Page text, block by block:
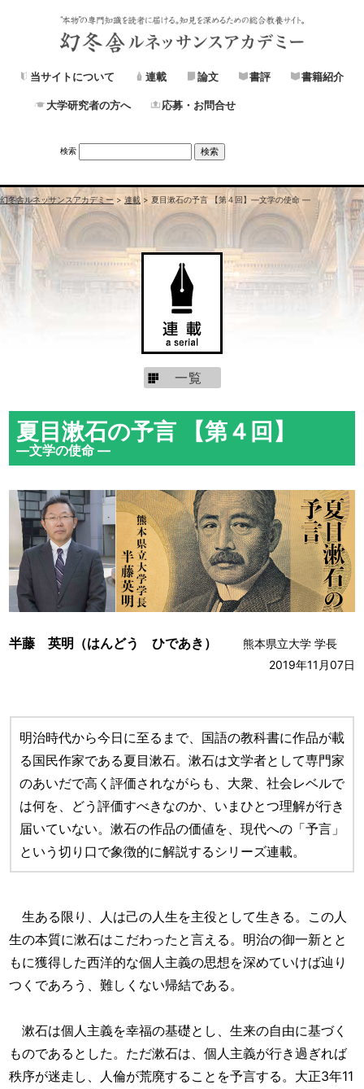
当サイトについて 連載 論文 書評 書籍紹介
大学研究者の方へ 応募・お問合せ
検索
幻冬舎ルネッサンスアカデミー > 連載 > 夏目漱石の予言 【第４回】 ―文学の使命 ―
一覧
夏目漱石の予言 【第４回】
―文学の使命 ―
半藤 英明（はんどう ひであき）
熊本県立大学 学長
2019年11月07日
明治時代から今日に至るまで、国語の教科書に作品が載
る国民作家である夏目漱石。漱石は文学者として専門家
のあいだで高く評価されながらも、大衆、社会レベルで
は何を、どう評価すべきなのか、いまひとつ理解が行き
届いていない。漱石の作品の価値を、現代への「予言」
という切り口で象徴的に解説するシリーズ連載。
生ある限り、人は己の人生を主役として生きる。この人
生の本質に漱石はこだわったと言える。明治の御一新とと
もに獲得した西洋的な個人主義の思想を深めていけば辿り
つくであろう、難しくない帰結である。
漱石は個人主義を幸福の基礎とし、生来の自由に基づく
ものであるとした。ただ漱石は、個人主義が行き過ぎれば
秩序が迷走し、人倫が荒廃することを予言する。大正3年11